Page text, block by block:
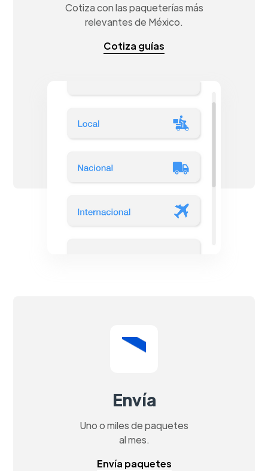
Cotiza con las paqueterías más
relevantes de México.
Cotiza guías
Envía
Uno o miles de paquetes
al mes.
Envía paquetes